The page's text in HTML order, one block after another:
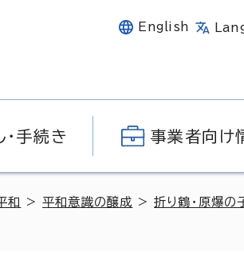
English
・手続き 事業者向け
和 >平和意識の醸成 >折り鶴・原爆の